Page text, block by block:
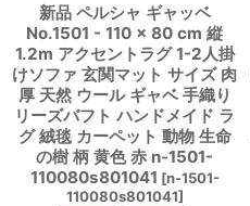
新品 ペルシャ ギャッベ
No.1501 - 110 × 80 cm 縦
1.2m アクセントラグ 1-2人掛
けソファ 玄関マット サイズ 肉
厚 天然 ウール ギャベ 手織り
リーズバフト ハンドメイド ラ
グ 絨毯 カーペット 動物 生命
の樹 柄 黄色 赤 n-1501-
110080s801041 [n-1501-
110080s801041]